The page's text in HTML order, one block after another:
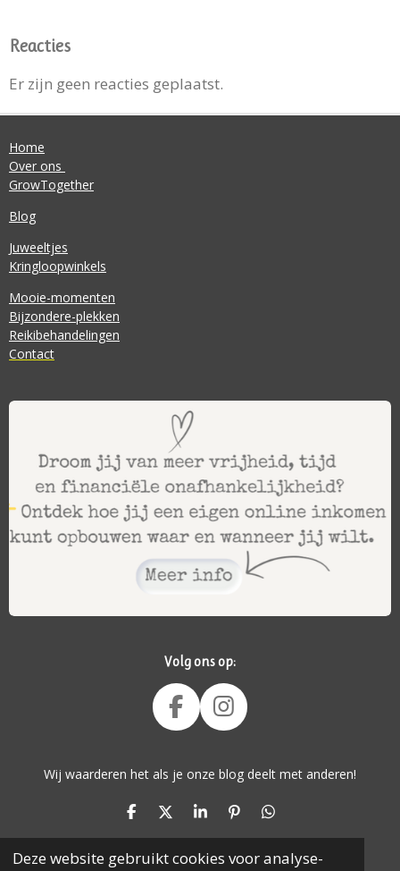
Deze website gebruikt cookies voor analyse-
Reacties
Er zijn geen reacties geplaatst.
Home
Over ons
GrowTogether
Blog
Juweeltjes
Kringloopwinkels
Mooie-momenten
Bijzondere-plekken
Reikibehandelingen
Contact
Volg ons op:
F
A
E
O
I
N
T
A
R
Wij waarderen het als je onze blog deelt met anderen!
D
E
E
D
E
L
S
H
A
R
P
I
N
D
E
E